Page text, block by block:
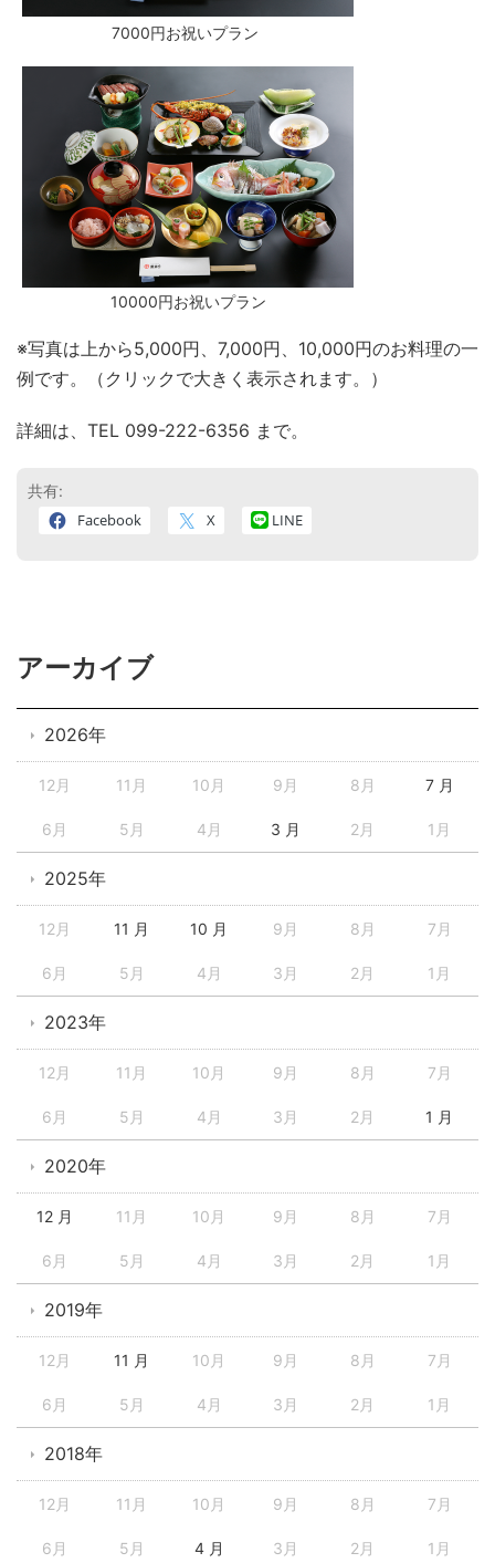
7000円お祝いプラン
10000円お祝いプラン
※写真は上から5,000円、7,000円、10,000円のお料理の一
例です。（クリックで大きく表示されます。）
詳細は、TEL 099-222-6356 まで。
共有:
Facebook X LINE
アーカイブ
2026年
12月 11月 10月 9月 8月 7 月
6月 5月 4月 3 月 2月 1月
2025年
12月 11 月 10 月 9月 8月 7月
6月 5月 4月 3月 2月 1月
2023年
12月 11月 10月 9月 8月 7月
6月 5月 4月 3月 2月 1 月
2020年
12 月 11月 10月 9月 8月 7月
6月 5月 4月 3月 2月 1月
2019年
12月 11 月 10月 9月 8月 7月
6月 5月 4月 3月 2月 1月
2018年
12月 11月 10月 9月 8月 7月
6月 5月 4 月 3月 2月 1月